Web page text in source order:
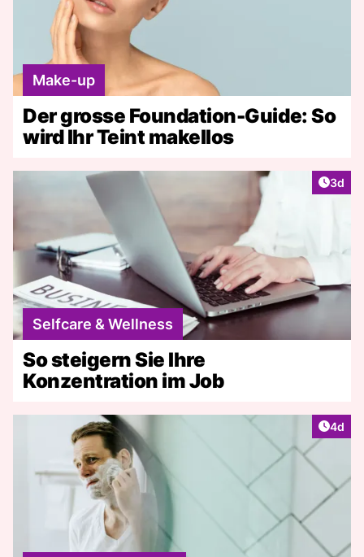
Make-up
Der grosse Foundation-Guide: So
wird Ihr Teint makellos
3d
Selfcare & Wellness
So steigern Sie Ihre
Konzentration im Job
4d